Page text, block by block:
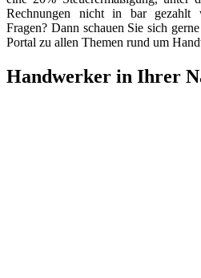
Rechnungen nicht in bar gezahlt
Fragen? Dann schauen Sie sich
Portal zu allen Themen rund um
Handwerker in Ihrer